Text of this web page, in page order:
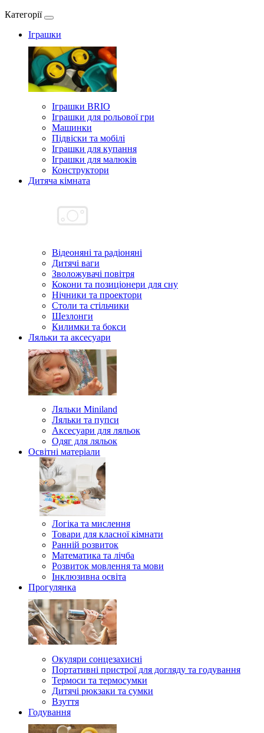
Категорії
Іграшки
Іграшки BRIO
Іграшки для рольової гри
Машинки
Підвіски та мобілі
Іграшки для купання
Іграшки для малюків
Конструктори
Дитяча кімната
Відеоняні та радіоняні
Дитячі ваги
Зволожувачі повітря
Кокони та позиціонери для сну
Нічники та проектори
Столи та стільчики
Шезлонги
Килимки та бокси
Ляльки та аксесуари
Ляльки Miniland
Ляльки та пупси
Аксесуари для ляльок
Одяг для ляльок
Освітні матеріали
Логіка та мислення
Товари для класної кімнати
Ранній розвиток
Математика та лічба
Розвиток мовлення та мови
Інклюзивна освіта
Прогулянка
Окуляри сонцезахисні
Портативні пристрої для догляду та годування
Термоси та термосумки
Дитячі рюкзаки та сумки
Взуття
Годування